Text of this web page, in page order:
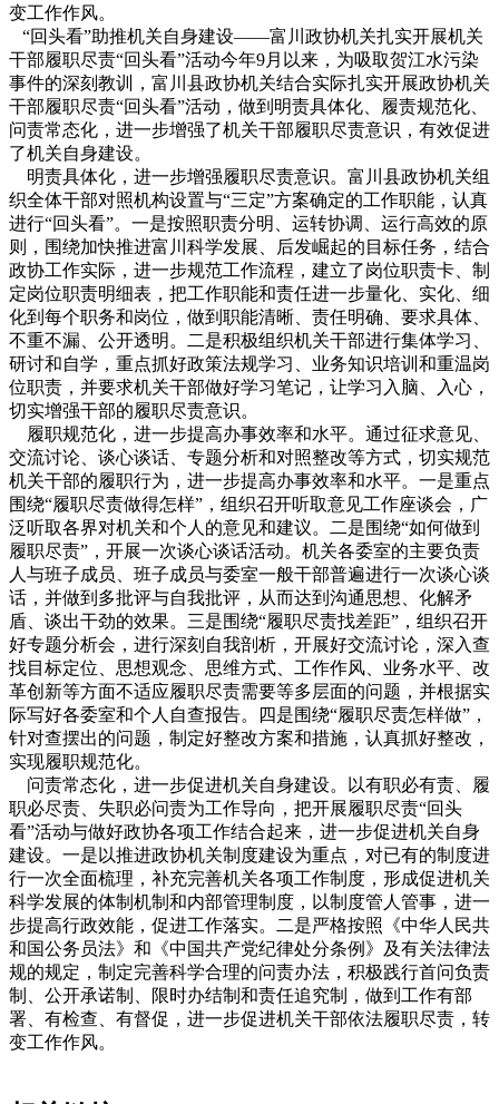
变工作作风。
“回头看”助推机关自身建设——富川政协机关扎实开展机关
干部履职尽责“回头看”活动今年9月以来，为吸取贺江水污染
事件的深刻教训，富川县政协机关结合实际扎实开展政协机关
干部履职尽责“回头看”活动，做到明责具体化、履责规范化、
问责常态化，进一步增强了机关干部履职尽责意识，有效促进
了机关自身建设。
明责具体化，进一步增强履职尽责意识。富川县政协机关组
织全体干部对照机构设置与“三定”方案确定的工作职能，认真
进行“回头看”。一是按照职责分明、运转协调、运行高效的原
则，围绕加快推进富川科学发展、后发崛起的目标任务，结合
政协工作实际，进一步规范工作流程，建立了岗位职责卡、制
定岗位职责明细表，把工作职能和责任进一步量化、实化、细
化到每个职务和岗位，做到职能清晰、责任明确、要求具体、
不重不漏、公开透明。二是积极组织机关干部进行集体学习、
研讨和自学，重点抓好政策法规学习、业务知识培训和重温岗
位职责，并要求机关干部做好学习笔记，让学习入脑、入心，
切实增强干部的履职尽责意识。
履职规范化，进一步提高办事效率和水平。通过征求意见、
交流讨论、谈心谈话、专题分析和对照整改等方式，切实规范
机关干部的履职行为，进一步提高办事效率和水平。一是重点
围绕“履职尽责做得怎样”，组织召开听取意见工作座谈会，广
泛听取各界对机关和个人的意见和建议。二是围绕“如何做到
履职尽责”，开展一次谈心谈话活动。机关各委室的主要负责
人与班子成员、班子成员与委室一般干部普遍进行一次谈心谈
话，并做到多批评与自我批评，从而达到沟通思想、化解矛
盾、谈出干劲的效果。三是围绕“履职尽责找差距”，组织召开
好专题分析会，进行深刻自我剖析，开展好交流讨论，深入查
找目标定位、思想观念、思维方式、工作作风、业务水平、改
革创新等方面不适应履职尽责需要等多层面的问题，并根据实
际写好各委室和个人自查报告。四是围绕“履职尽责怎样做”，
针对查摆出的问题，制定好整改方案和措施，认真抓好整改，
实现履职规范化。
问责常态化，进一步促进机关自身建设。以有职必有责、履
职必尽责、失职必问责为工作导向，把开展履职尽责“回头
看”活动与做好政协各项工作结合起来，进一步促进机关自身
建设。一是以推进政协机关制度建设为重点，对已有的制度进
行一次全面梳理，补充完善机关各项工作制度，形成促进机关
科学发展的体制机制和内部管理制度，以制度管人管事，进一
步提高行政效能，促进工作落实。二是严格按照《中华人民共
和国公务员法》和《中国共产党纪律处分条例》及有关法律法
规的规定，制定完善科学合理的问责办法，积极践行首问负责
制、公开承诺制、限时办结制和责任追究制，做到工作有部
署、有检查、有督促，进一步促进机关干部依法履职尽责，转
变工作作风。